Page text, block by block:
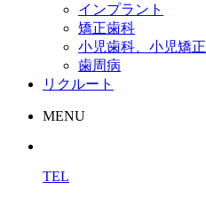
インプラント
矯正歯科
小児歯科、小児矯正
歯周病
リクルート
MENU
TEL